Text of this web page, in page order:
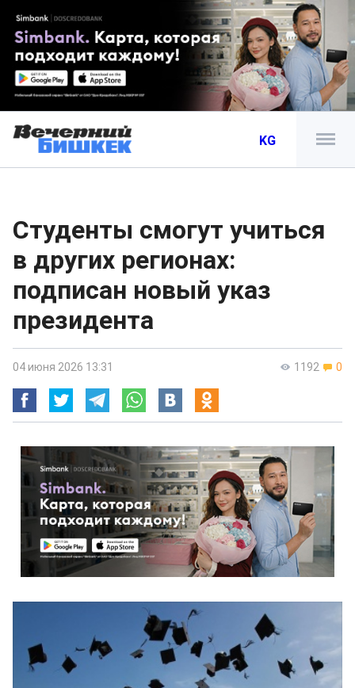
KG
Студенты смогут учиться
в других регионах:
подписан новый указ
президента
1192 0
04 июня 2026 13:31